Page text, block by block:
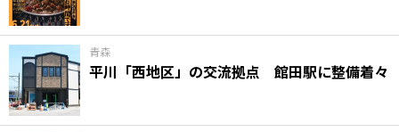
青森
平川「西地区」の交流拠点 館田駅に整備着々